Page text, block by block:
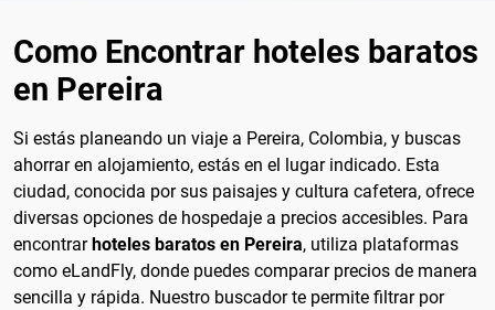
Como Encontrar hoteles baratos
en Pereira
Si estás planeando un viaje a Pereira, Colombia, y buscas
ahorrar en alojamiento, estás en el lugar indicado. Esta
ciudad, conocida por sus paisajes y cultura cafetera, ofrece
diversas opciones de hospedaje a precios accesibles. Para
encontrar hoteles baratos en Pereira, utiliza plataformas
como eLandFly, donde puedes comparar precios de manera
sencilla y rápida. Nuestro buscador te permite filtrar por